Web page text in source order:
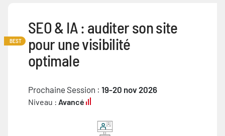
BEST
SEO & IA : auditer son site
pour une visibilité
optimale
Prochaine Session : 19-20 nov 2026
Niveau : Avancé